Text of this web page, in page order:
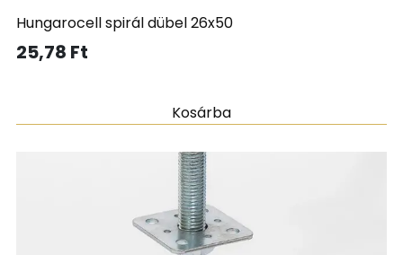
Hungarocell spirál dübel 26x50
25,78 Ft
Kosárba